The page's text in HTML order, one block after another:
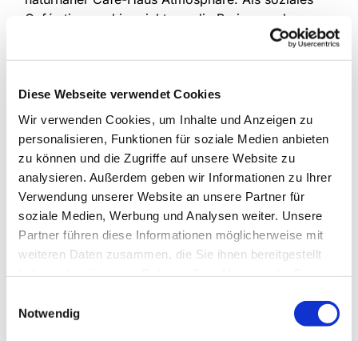
Diese Webseite verwendet Cookies
Wir verwenden Cookies, um Inhalte und Anzeigen zu
personalisieren, Funktionen für soziale Medien anbieten
zu können und die Zugriffe auf unsere Website zu
analysieren. Außerdem geben wir Informationen zu Ihrer
Verwendung unserer Website an unsere Partner für
soziale Medien, Werbung und Analysen weiter. Unsere
Partner führen diese Informationen möglicherweise mit
weiteren Daten zusammen, die Sie ihnen bereitgestellt
Notwendig
Café stimmen hier nicht nur die Preise, auch
Spielangebote wie Groß-Schach, ein Spielplatz mit
Trampolin, Rutsche und eine Generationenschaukel
Diakonie RWL unterstützt. Herzlichen Dank! Bei
kaltem oder schlechtem Wetter findet das Café in
den Räumen vom Haus der Begegnung statt. Wir
freuen uns auf Sie!
Ansprechpartnerin für das Café ist
Frau Marion Dawidowski, Tel.: 0151 / 72 14 02 61
Mail: marion.dawidowski@kirche-steinhagen.de